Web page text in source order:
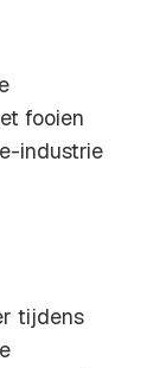
fooien
industrie
tijdens